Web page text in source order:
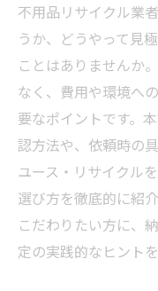
不用品リサイクル業
うか、どうやって見
ことはありませんか
なく、費用や環境へ
要なポイントです。
認方法や、依頼時の
ユース・リサイクル
選び方を徹底的に紹
こだわりたい方に、
定の実践的なヒント